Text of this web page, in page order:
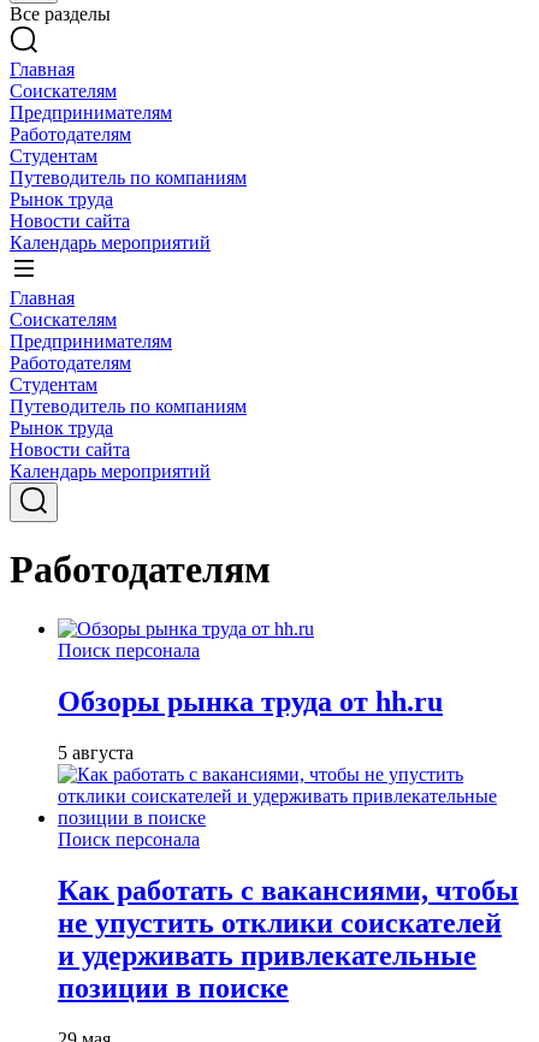
Все разделы
Главная
Соискателям
Предпринимателям
Работодателям
Студентам
Путеводитель по компаниям
Рынок труда
Новости сайта
Календарь мероприятий
Главная
Соискателям
Предпринимателям
Работодателям
Студентам
Путеводитель по компаниям
Рынок труда
Новости сайта
Календарь мероприятий
Работодателям
Поиск персонала
Обзоры рынка труда от hh.ru
5 августа
Поиск персонала
Как работать с вакансиями, чтобы
не упустить отклики соискателей
и удерживать привлекательные
позиции в поиске